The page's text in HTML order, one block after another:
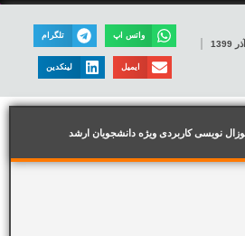
واتس اپ تلگرام
ایمیل لینکدین
نویسی کاربردی ویژه دانشجویان ارشد